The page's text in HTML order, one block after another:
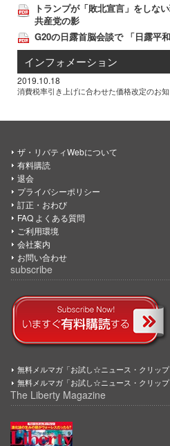
トランプが「敗北宣言」をしな
共産党の影
G20の日露首脳会談で 「日露平
インフォメーション
2019.10.18
消費税率引き上げに合わせた価格改定のお
ザ・リバティWebについて
有料購読
退会
プライバシーポリシー
訂正・おわび
FAQ よくある質問
ご利用環境
会社案内
お問い合わせ
subscribe
無料メルマガ「お試し☆ニュース・クリッ
無料メルマガ「お試し☆ニュース・クリッ
The Liberty Magazine